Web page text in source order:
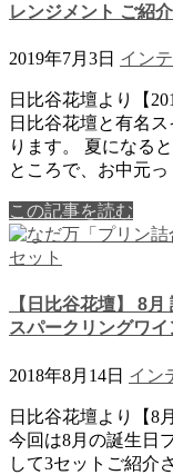
レンジメント ご紹介
2019年7月3日 イン
日比谷花壇より【
日比谷花壇と有名
ります。 夏になる
ところで、お中元
この記事を読む
【日比谷花壇】 8
スパークリングワ
2018年8月14日 イン
日比谷花壇より【8
今回は8月の誕生日
して3セットご紹介